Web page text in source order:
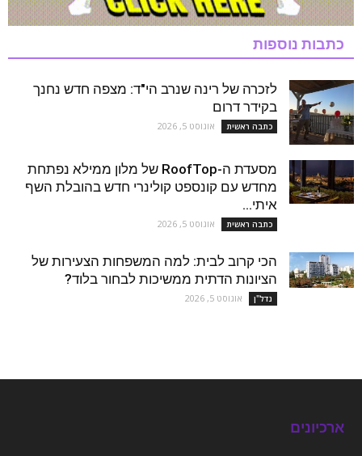
כתבות נוספות
לזכרה של רינה שנרב הי"ד: מצפה חדש נחנך
בקידר דרום
כתבה ראשית אוגוסט 5, 2026
מסעדת ה-RoofTop של מלון ממילא נפתחת
מחדש עם קונספט קולינרי חדש בהובלת השף
איתי...
כתבה ראשית אוגוסט 5, 2026
הכי קרוב לבית: למה המשפחות הצעירות של
הציונות הדתית ממשיכות לבחור בלוד?
נדל''ן אוגוסט 5, 2026
ארכיונים